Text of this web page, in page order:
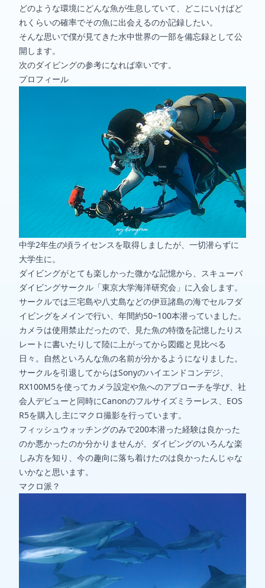
どのような環境にどんな魚が生息していて、どこにいけばど
れくらいの確率でその魚に出会えるのか記録したい。
そんな思いで僕が見てきた水中世界の一部を備忘録として公
開します。
次のダイビングの参考になれば幸いです。
プロフィール
中学2年生の頃ライセンスを取得しましたが、一切潜らずに
大学生に。
ダイビングがとても楽しかった微かな記憶から、スキューバ
ダイビングサークル「東京大学海洋研究会」に入会します。
サークルでは三宅島や八丈島などの伊豆諸島の海でセルフダ
イビングをメインで行い、年間約50~100本潜っていました。
カメラは使用禁止だったので、見た魚の特徴を記憶したりス
レートに書いたりして陸に上がってから図鑑と見比べる
日々。自然といろんな魚の名前が分かるようになりました。
サークルを引退してからはSonyのハイエンドコンデジ、
RX100M5を使ってカメラ設定や魚へのアプローチを学び、社
会人デビューと同時にCanonのフルサイズミラーレス、EOS
R5を購入し主にマクロ撮影を行っています。
フィッシュウォッチングのみで200本潜った経験は良かった
のか悪かったのか分かりませんが、ダイビングのいろんな楽
しみ方を知り、今の趣向に落ち着けたのは良かったんじゃな
いかなと思います。
マクロ派？